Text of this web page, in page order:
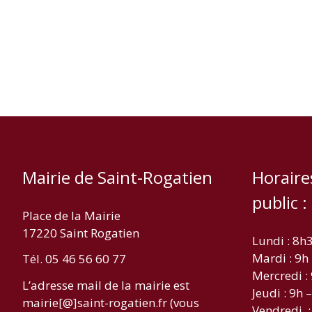
Mairie de Saint-Rogatien
Place de la Mairie
17220 Saint Rogatien
Tél. 05 46 56 60 77
L’adresse mail de la mairie est
mairie[@]saint-rogatien.fr (vous
public :
Lundi :
Mardi : 9h
Mercredi :
Jeudi : 9h